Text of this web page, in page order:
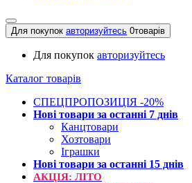
Для покупок авторизуйтесь 0товарів
Для покупок авторизуйтесь
Каталог товарів
СПЕЦПРОПОЗИЦІЯ -20%
Нові товари за останнi 7 днiв
Канцтовари
Хозтовари
Іграшки
Нові товари за останнi 15 днiв
АКЦІЯ: ЛІТО